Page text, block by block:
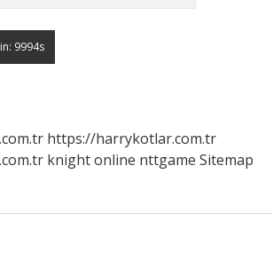
https://harrykotlar.com.tr
knight online nttgame Sitemap